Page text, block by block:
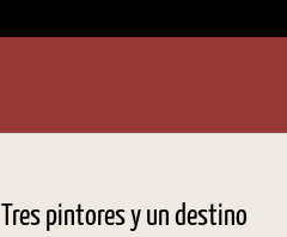
Tres pintores y un destino